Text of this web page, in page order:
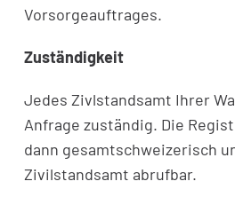
Vorsorgeauftrages.
Zuständigkeit
Jedes Zivlstandsamt Ihrer
Anfrage zuständig. Die
dann gesamtschweizerisch
Zivilstandsamt abrufbar.